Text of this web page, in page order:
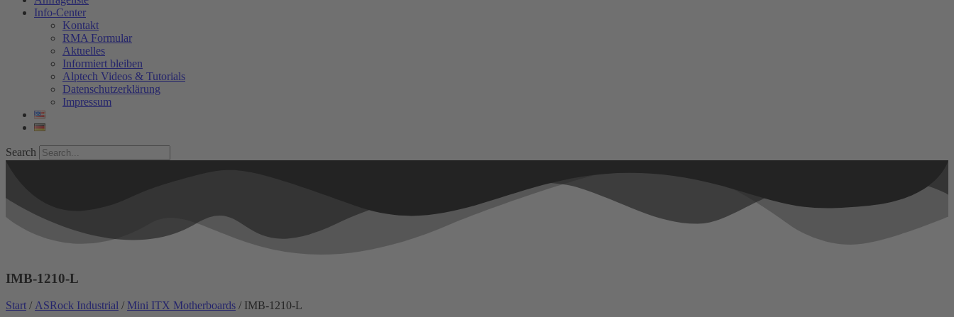
Info-Center
Kontakt
RMA Formular
Aktuelles
Informiert bleiben
Alptech Videos & Tutorials
Datenschutzerklärung
Impressum
Search
IMB-1210-L
Start / ASRock Industrial / Mini ITX Motherboards / IMB-1210-L